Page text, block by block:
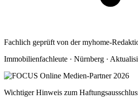
Fachlich geprüft von der myhome-
Immobilienfachleute · Nürnberg ·
Wichtiger Hinweis zum